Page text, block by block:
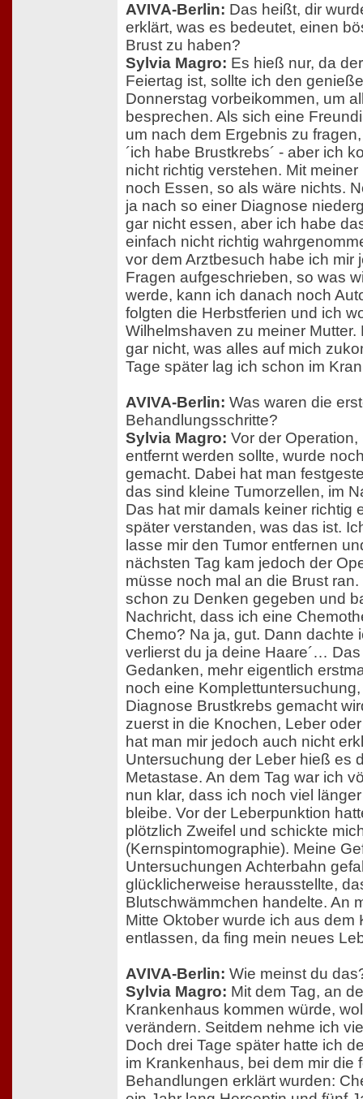
AVIVA-Berlin: Das heißt, dir
erklärt, was es bedeutet, einen
Brust zu haben?
Sylvia Magro: Es hieß nur, da
Feiertag ist, sollte ich den
Donnerstag vorbeikommen, um
besprechen. Als sich eine
um nach dem Ergebnis zu
´ich habe Brustkrebs´ - aber ich
nicht richtig verstehen. Mit
noch Essen, so als wäre nichts.
ja nach so einer Diagnose
gar nicht essen, aber ich habe
einfach nicht richtig
vor dem Arztbesuch habe ich mir
Fragen aufgeschrieben, so was
werde, kann ich danach noch
folgten die Herbstferien und ich
Wilhelmshaven zu meiner
gar nicht, was alles auf mich
Tage später lag ich schon im
AVIVA-Berlin: Was waren die
Behandlungsschritte?
Sylvia Magro: Vor der
entfernt werden sollte, wurde
gemacht. Dabei hat man
das sind kleine Tumorzellen, im
Das hat mir damals keiner richtig
später verstanden, was das ist.
lasse mir den Tumor entfernen
nächsten Tag kam jedoch der
müsse noch mal an die Brust
schon zu Denken gegeben und
Nachricht, dass ich eine
Chemo? Na ja, gut. Dann dachte
verlierst du ja deine Haare´…
Gedanken, mehr eigentlich
noch eine
Diagnose Brustkrebs gemacht
zuerst in die Knochen, Leber
hat man mir jedoch auch nicht
Untersuchung der Leber hieß es
Metastase. An dem Tag war ich
nun klar, dass ich noch viel
bleibe. Vor der Leberpunktion
plötzlich Zweifel und schickte
(Kernspintomographie). Meine
Untersuchungen Achterbahn
glücklicherweise herausstellte,
Blutschwämmchen handelte. An
Mitte Oktober wurde ich aus dem
entlassen, da fing mein neues
AVIVA-Berlin: Wie meinst du
Sylvia Magro: Mit dem Tag, an
Krankenhaus kommen würde,
verändern. Seitdem nehme ich
Doch drei Tage später hatte ich
im Krankenhaus, bei dem mir die
Behandlungen erklärt wurden: